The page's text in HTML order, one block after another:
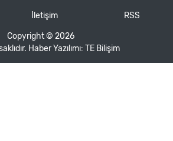
İletişim RSS
Copyright © 2026
Haber Yazılımı: TE Bilişim